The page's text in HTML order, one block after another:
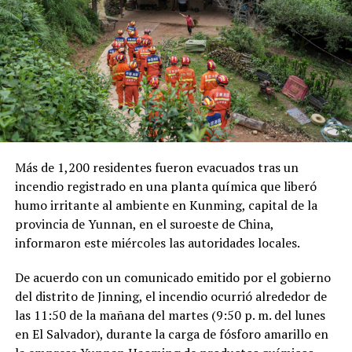
millones de dólares para Pemex al cierre del segundo
trimestre, cifra que representa un incremento del 20 %
en comparación con el mismo período de 2025.
Como antecedente, recordaron que una toma
clandestina en un ducto de Pemex provocó una
explosión en 2019, en el estado de Hidalgo, dejando un
saldo de 137 personas fallecidas.
Comparte esto:
Facebook X
Más de 1,200 residentes fueron evacuados tras un
incendio registrado en una planta química que liberó
humo irritante al ambiente en Kunming, capital de la
provincia de Yunnan, en el suroeste de China,
informaron este miércoles las autoridades locales.
De acuerdo con un comunicado emitido por el gobierno
del distrito de Jinning, el incendio ocurrió alrededor de
las 11:50 de la mañana del martes (9:50 p. m. del lunes
en El Salvador), durante la carga de fósforo amarillo en